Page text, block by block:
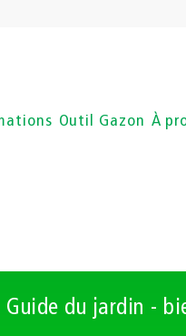
Outil Gazon À
Guide du jardin -